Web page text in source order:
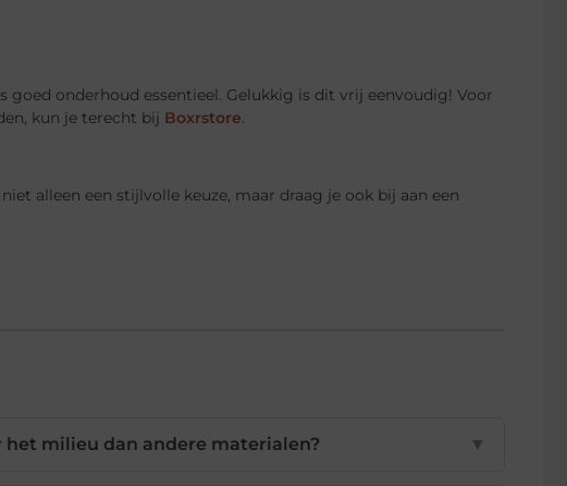
onderhoud essentieel. Gelukkig is dit vrij eenvoudig! Voor
kun je terecht bij Boxrstore.
alleen een stijlvolle keuze, maar draag je ook bij aan een
milieu dan andere materialen? ▼